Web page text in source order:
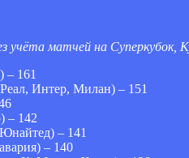
учёта матчей на
– 161
Интер, Милан) – 151
– 142
– 141
– 140